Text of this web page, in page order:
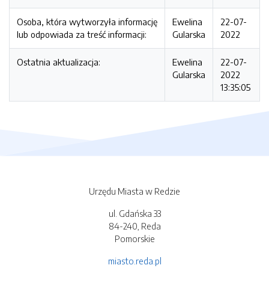
Osoba, która wytworzyła informację
lub odpowiada za treść informacji:
Ewelina
Gularska
22-07-
2022
Ostatnia aktualizacja:
Ewelina
Gularska
22-07-
2022
13:35:05
Urzędu Miasta w Redzie
ul. Gdańska 33
84-240, Reda
Pomorskie
miasto.reda.pl